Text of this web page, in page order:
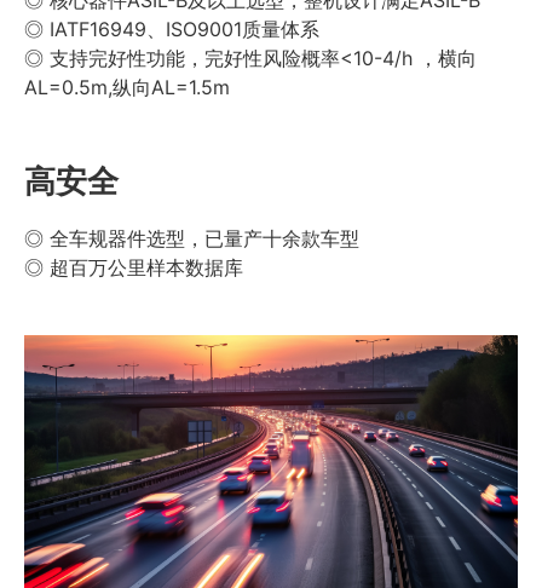
◎ IATF16949、ISO9001质量体系
◎ 支持完好性功能，完好性风险概率<10-4/h ，横向
AL=0.5m,纵向AL=1.5m
高安全
◎ 全车规器件选型，已量产十余款车型
◎ 超百万公里样本数据库